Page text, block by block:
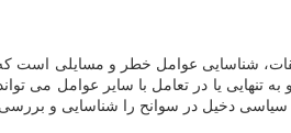
شناسایی عوامل خطر و مسایلی است
دخیل در سوانح را شناسایی و بررسی و